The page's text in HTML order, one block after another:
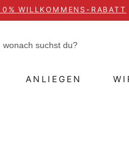
WILLKOMMENS-RABATT
ANLIEGEN